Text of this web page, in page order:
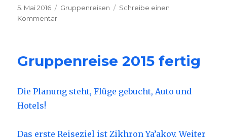
Veröffentlicht
am
5. Mai 2016 Kategorien
Gruppenreisen
Schreibe einen
Kommentar
2016
Gruppenreise 2015 fertig
Die Planung steht, Flüge gebucht, Auto und
Hotels!
Das erste Reiseziel ist Zikhron Ya’akov. Weiter